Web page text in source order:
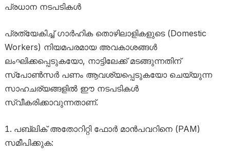
പ്രധാന നടപടികൾ
പ്രത്യേകിച്ച് ഗാർഹിക തൊഴിലാളികളുടെ (Domestic
Workers) നിയമപരമായ അവകാശങ്ങൾ
ലംഘിക്കപ്പെടുകയോ, നാട്ടിലേക്ക് മടങ്ങുന്നതിന്
സ്പോൺസർ പണം ആവശ്യപ്പെടുകയോ ചെയ്യുന്ന
സാഹചര്യങ്ങളിൽ ഈ നടപടികൾ
സ്വീകരിക്കാവുന്നതാണ്.
പബ്ലിക് അതോറിറ്റി ഫോർ മാൻപവറിനെ (PAM)
സമീപിക്കുക: